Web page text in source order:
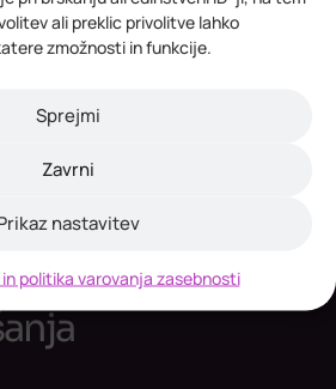
ali preklic privolitve lahko
zmožnosti in funkcije.
Sprejmi
Zavrni
nastavitev
politika varovanja zasebnosti
vam pripravljeni
odgovoriti na